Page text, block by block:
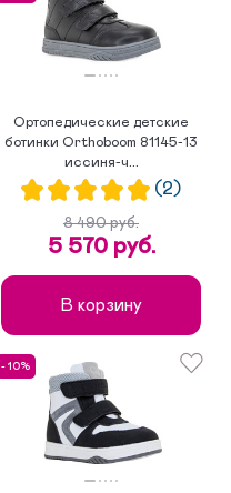
Ортопедические детские
ботинки Orthoboom 81145-13
иссиня-ч...
(2)
8 490 руб.
5 570 руб.
В корзину
- 10%